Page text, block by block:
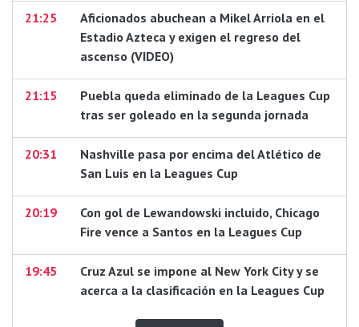
21:25
Aficionados abuchean a Mikel Arriola en el
Estadio Azteca y exigen el regreso del
ascenso (VIDEO)
21:15
Puebla queda eliminado de la Leagues Cup
tras ser goleado en la segunda jornada
20:31
Nashville pasa por encima del Atlético de
San Luis en la Leagues Cup
20:19
Con gol de Lewandowski incluido, Chicago
Fire vence a Santos en la Leagues Cup
19:45
Cruz Azul se impone al New York City y se
acerca a la clasificación en la Leagues Cup